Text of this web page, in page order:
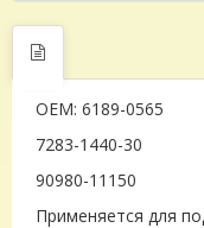
OEM: 6189-0565
7283-1440-30
90980-11150
Применяется для